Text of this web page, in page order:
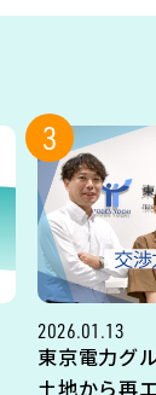
3
2026.01.13
東京電力グ
土地から再